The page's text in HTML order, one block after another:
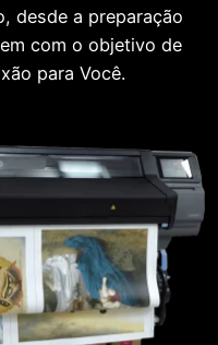
desde a preparação
com o objetivo de
para Você.